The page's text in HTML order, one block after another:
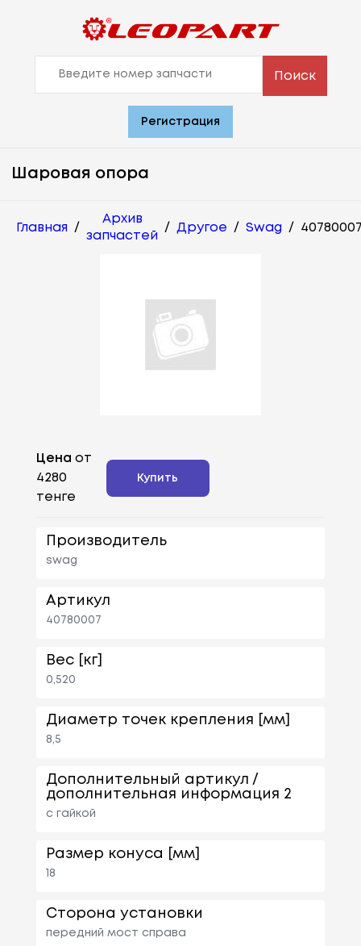
Поиск
Регистрация
Шаровая опора
Главная /
Архив
запчастей
/ Другое / Swag /
Цена от
4280
тенге
Купить
Производитель
swag
Артикул
40780007
Вес [кг]
0,520
Диаметр точек крепления [мм]
8,5
Дополнительный артикул /
дополнительная информация 2
с гайкой
Размер конуса [мм]
18
Сторона установки
передний мост справа